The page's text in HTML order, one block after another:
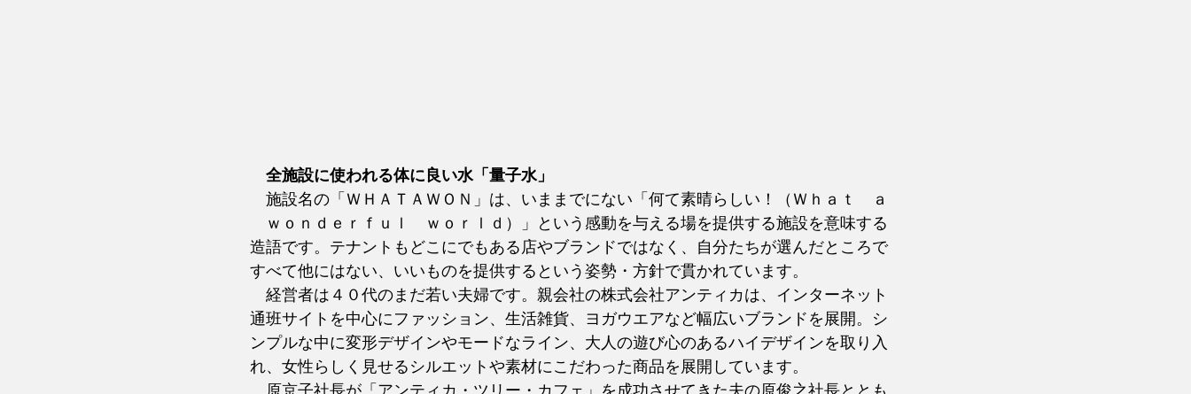
全施設に使われる体に良い水「量子水」
施設名の「ＷＨＡＴＡＷＯＮ」は、いままでにない「何て素晴らしい！（Ｗｈａｔ　ａ
ｗｏｎｄｅｒｆｕｌ　ｗｏｒｌｄ）」という感動を与える場を提供する施設を意味する
造語です。テナントもどこにでもある店やブランドではなく、自分たちが選んだところで
すべて他にはない、いいものを提供するという姿勢・方針で貫かれています。
経営者は４０代のまだ若い夫婦です。親会社の株式会社アンティカは、インターネット
通班サイトを中心にファッション、生活雑貨、ヨガウエアなど幅広いブランドを展開。シ
ンプルな中に変形デザインやモードなライン、大人の遊び心のあるハイデザインを取り入
れ、女性らしく見せるシルエットや素材にこだわった商品を展開しています。
原京子社長が「アンティカ・ツリー・カフェ」を成功させてきた夫の原俊之社長ととも